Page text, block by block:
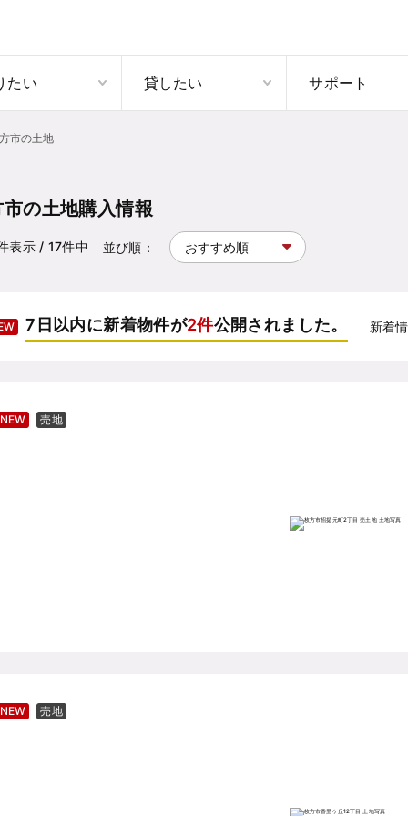
たい 貸したい サポート
市の土地
の土地購入情報
表示/ 17件中 並び順：
7日以内に新着物件が2件公開されました。 新着
NEW 売地
NEW 売地